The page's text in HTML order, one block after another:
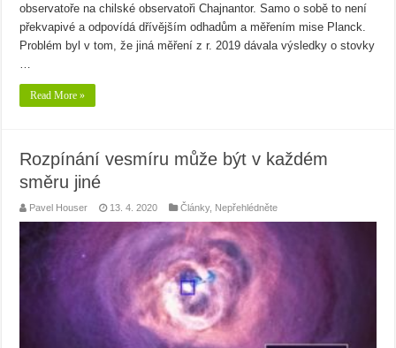
observatoře na chilské observatoři Chajnantor. Samo o sobě to není
překvapivé a odpovídá dřívějším odhadům a měřením mise Planck.
Problém byl v tom, že jiná měření z r. 2019 dávala výsledky o stovky
…
Read More »
Rozpínání vesmíru může být v každém
směru jiné
Pavel Houser 13. 4. 2020 Články, Nepřehlédněte